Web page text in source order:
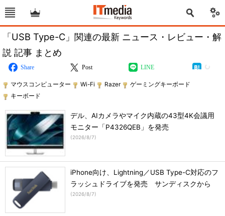
「USB Type-C」関連の最新 ニュース・レビュー・解
説 記事 まとめ
Share Post LINE
マウスコンピューター Wi-Fi Razer
ゲーミングキーボード
キーボード
デル、AIカメラやマイク内蔵の43型4K会議用
モニター「P4326QEB」を発売
(2026/8/7)
iPhone向け、Lightning／USB Type-C対応のフ
ラッシュドライブを発売 サンディスクから
(2026/8/7)